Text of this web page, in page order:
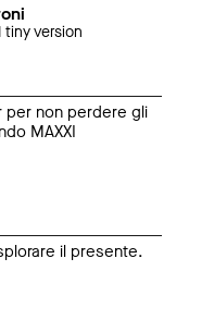
tiny version
per non perdere gli
MAXXI
il presente.